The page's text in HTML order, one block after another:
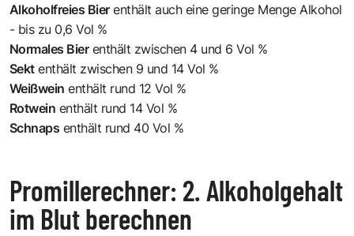
Alkoholfreies Bier enthält auch eine geringe Menge Alkohol
- bis zu 0,6 Vol %
Normales Bierenthält zwischen 4 und 6 Vol %
Sekt enthält zwischen 9 und 14 Vol %
Weißwein enthält rund 12 Vol %
Rotwein enthält rund 14 Vol %
Schnaps enthält rund 40 Vol %
Promillerechner: 2. Alkoholgehalt
im Blut berechnen